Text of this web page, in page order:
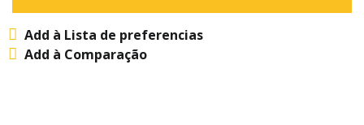
Add à Lista de preferencias
Add à Comparação